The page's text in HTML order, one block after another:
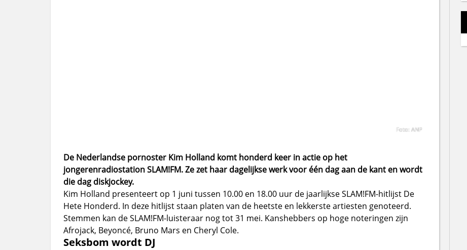
Foto: ANP
De Nederlandse pornoster Kim Holland komt honderd keer in actie op het
jongerenradiostation SLAM!FM. Ze zet haar dagelijkse werk voor één dag aan de kant en wordt
die dag diskjockey.
Kim Holland presenteert op 1 juni tussen 10.00 en 18.00 uur de jaarlijkse SLAM!FM-hitlijst De
Hete Honderd. In deze hitlijst staan platen van de heetste en lekkerste artiesten genoteerd.
Stemmen kan de SLAM!FM-luisteraar nog tot 31 mei. Kanshebbers op hoge noteringen zijn
Afrojack, Beyoncé, Bruno Mars en Cheryl Cole.
Seksbom wordt DJ